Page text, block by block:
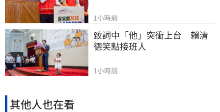
1小時前
致詞中「他」突衝上台　賴清
德笑點接班人
1小時前
其他人也在看